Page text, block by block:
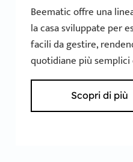
Beematic offre una
la casa sviluppate per
facili da gestire,
quotidiane più
Scopri di più